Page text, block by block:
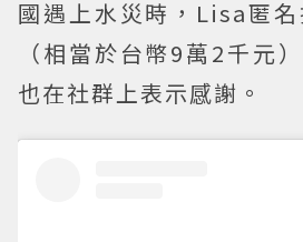
國遇上水災時，Lisa匿
（相當於台幣9萬2千元
也在社群上表示感謝。